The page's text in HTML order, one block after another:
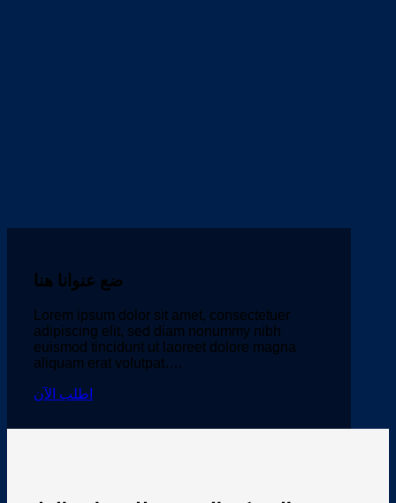
ضع عنوانا هنا
Lorem ipsum dolor sit amet, consectetuer
adipiscing elit, sed diam nonummy nibh
euismod tincidunt ut laoreet dolore magna
aliquam erat volutpat….
اطلب الآن